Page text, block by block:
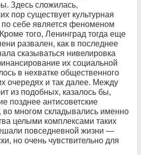
Здесь сложилась,
пор существует культурная
по себе является феноменом
того, Ленинград тогда еще
развален, как в последнее
сказываться нивелировка
их социальной
в нехватке общественного
очередях и так далее. Между
из подобных, казалось бы,
позднее антисоветские
многом складывались именно
целыми комплексами таких
повседневной жизни —
но очень чувствительно для